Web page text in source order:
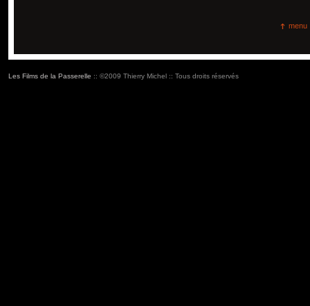
menu
Les Films de la Passerelle :: ©2009 Thierry Michel :: Tous droits réservés